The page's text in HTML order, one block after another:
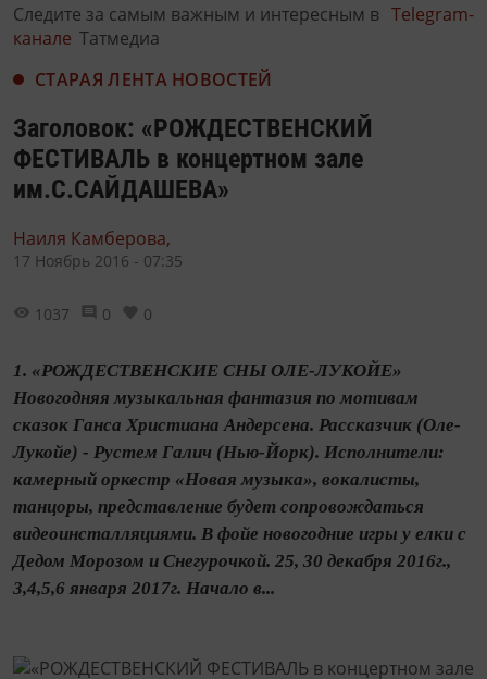
Следите за самым важным и интересным в Telegram-
канале Татмедиа
СТАРАЯ ЛЕНТА НОВОСТЕЙ
Заголовок: «РОЖДЕСТВЕНСКИЙ
ФЕСТИВАЛЬ в концертном зале
им.С.САЙДАШЕВА»
Наиля Камберова,
17 Ноябрь 2016 - 07:35
1037 0 0
1. «РОЖДЕСТВЕНСКИЕ СНЫ ОЛЕ-ЛУКОЙЕ»
Новогодняя музыкальная фантазия по мотивам
сказок Ганса Христиана Андерсена. Рассказчик (Оле-
Лукойе) - Рустем Галич (Нью-Йорк). Исполнители:
камерный оркестр «Новая музыка», вокалисты,
танцоры, представление будет сопровождаться
видеоинсталляциями. В фойе новогодние игры у елки с
Дедом Морозом и Снегурочкой. 25, 30 декабря 2016г.,
3,4,5,6 января 2017г. Начало в...